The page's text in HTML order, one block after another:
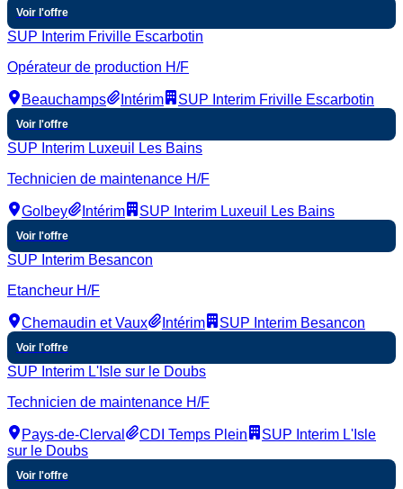
Voir l'offre
SUP Interim Friville Escarbotin
Opérateur de production H/F
Beauchamps Intérim SUP Interim Friville Escarbotin
Voir l'offre
SUP Interim Luxeuil Les Bains
Technicien de maintenance H/F
Golbey Intérim SUP Interim Luxeuil Les Bains
Voir l'offre
SUP Interim Besancon
Etancheur H/F
Chemaudin et Vaux Intérim SUP Interim Besancon
Voir l'offre
SUP Interim L'Isle sur le Doubs
Technicien de maintenance H/F
Pays-de-Clerval CDI Temps Plein
SUP Interim L'Isle
sur le Doubs
Voir l'offre